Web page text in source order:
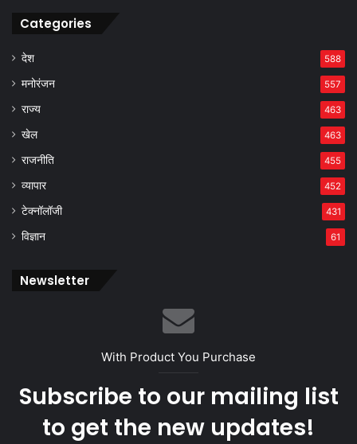
Categories
देश 588
मनोरंजन 557
राज्य 463
खेल 463
राजनीति 455
व्यापार 452
टेक्नॉलॉजी 431
विज्ञान 61
Newsletter
With Product You Purchase
Subscribe to our mailing list
to get the new updates!